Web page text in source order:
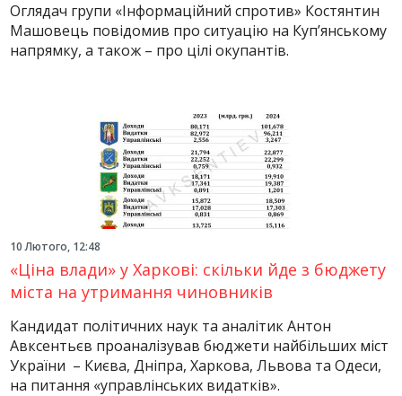
Оглядач групи «Інформаційний спротив» Костянтин
Машовець повідомив про ситуацію на Куп’янському
напрямку, а також – про цілі окупантів.
10 Лютого, 12:48
«Ціна влади» у Харкові: скільки йде з бюджету
міста на утримання чиновників
Кандидат політичних наук та аналітик Антон
Авксентьєв проаналізував бюджети найбільших міст
України – Києва, Дніпра, Харкова, Львова та Одеси,
на питання «управлінських видатків».